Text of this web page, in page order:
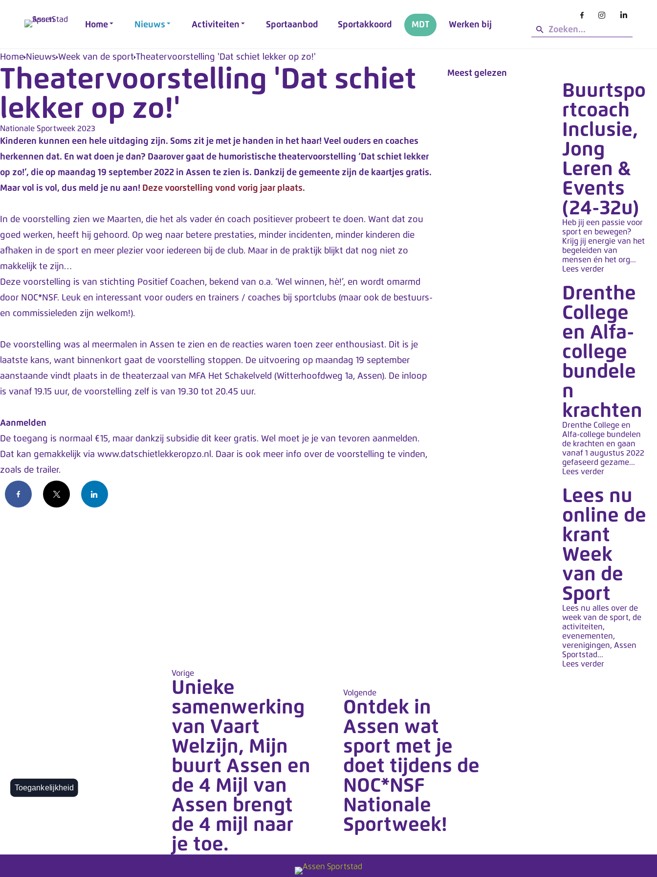
site
werkt
met
een
toegangssysteem.
druk
voor
Toegankelijkheid
Home Nieuws Activiteiten Sportaanbod Sportakkoord MDT Werken bij
Home Nieuws Week van de sport Theatervoorstelling 'Dat schiet lekker op zo!'
Theatervoorstelling 'Dat schiet
lekker op zo!'
Nationale Sportweek 2023
Kinderen kunnen een hele uitdaging zijn. Soms zit je met je handen in het haar! Veel ouders en coaches
herkennen dat. En wat doen je dan? Daarover gaat de humoristische theatervoorstelling ‘Dat schiet lekker
op zo!’, die op maandag 19 september 2022 in Assen te zien is. Dankzij de gemeente zijn de kaartjes gratis.
Maar vol is vol, dus meld je nu aan! Deze voorstelling vond vorig jaar plaats.
In de voorstelling zien we Maarten, die het als vader én coach positiever probeert te doen. Want dat zou
goed werken, heeft hij gehoord. Op weg naar betere prestaties, minder incidenten, minder kinderen die
afhaken in de sport en meer plezier voor iedereen bij de club. Maar in de praktijk blijkt dat nog niet zo
makkelijk te zijn…
Deze voorstelling is van stichting Positief Coachen, bekend van o.a. ‘Wel winnen, hè!’, en wordt omarmd
door NOC*NSF. Leuk en interessant voor ouders en trainers / coaches bij sportclubs (maar ook de bestuurs-
en commissieleden zijn welkom!).
De voorstelling was al meermalen in Assen te zien en de reacties waren toen zeer enthousiast. Dit is je
laatste kans, want binnenkort gaat de voorstelling stoppen. De uitvoering op maandag 19 september
aanstaande vindt plaats in de theaterzaal van MFA Het Schakelveld (Witterhoofdweg 1a, Assen). De inloop
is vanaf 19.15 uur, de voorstelling zelf is van 19.30 tot 20.45 uur.
Aanmelden
De toegang is normaal €15, maar dankzij subsidie dit keer gratis. Wel moet je je van tevoren aanmelden.
Dat kan gemakkelijk via www.datschietlekkeropzo.nl. Daar is ook meer info over de voorstelling te vinden,
zoals de trailer.
Facebook X LinkedIn
Meest gelezen
Buurtspo
rtcoach
Inclusie,
Jong
Leren &
Events
(24-32u)
Heb jij een passie voor
sport en bewegen?
Krijg jij energie van het
begeleiden van
mensen én het org...
Lees verder
Drenthe
College
en Alfa-
college
bundele
n
krachten
Drenthe College en
Alfa-college bundelen
de krachten en gaan
vanaf 1 augustus 2022
gefaseerd gezame...
Lees verder
Lees nu
online de
krant
Week
van de
Sport
Lees nu alles over de
week van de sport, de
activiteiten,
evenementen,
verenigingen, Assen
Sportstad...
Lees verder
Vorige
Unieke
samenwerking
van Vaart
Welzijn, Mijn
buurt Assen en
de 4 Mijl van
Assen brengt
de 4 mijl naar
je toe.
Volgende
Ontdek in
Assen wat
sport met je
doet tijdens de
NOC*NSF
Nationale
Sportweek!